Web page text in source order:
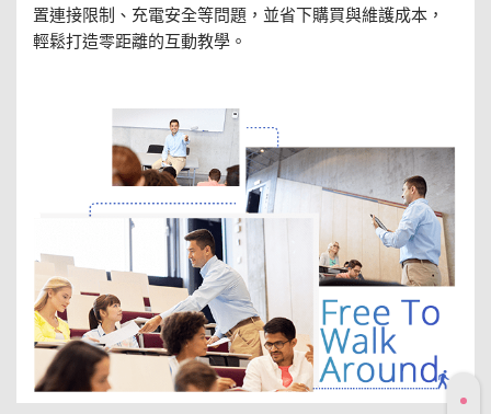
置連接限制、充電安全等問題，並省下購買與維護成本，
輕鬆打造零距離的互動教學。